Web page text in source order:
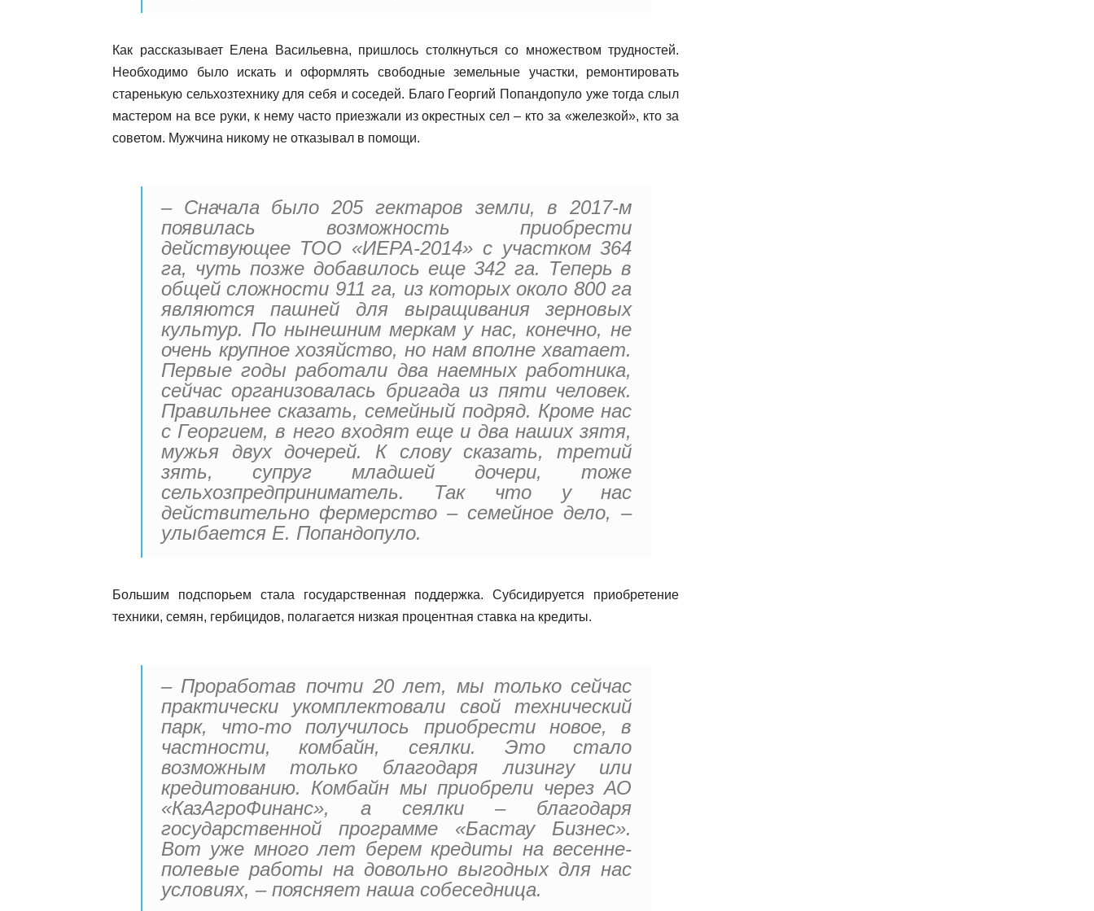
Как рассказывает Елена Васильевна, пришлось столкнуться со множеством трудностей.
Необходимо было искать и оформлять свободные земельные участки, ремонтировать
старенькую сельхозтехнику для себя и соседей. Благо Георгий Попандопуло уже тогда слыл
мастером на все руки, к нему часто приезжали из окрестных сел – кто за «железкой», кто за
советом. Мужчина никому не отказывал в помощи.
– Сначала было 205 гектаров земли, в 2017-м
появилась возможность приобрести
действующее ТОО «ИЕРА-2014» с участком 364
га, чуть позже добавилось еще 342 га. Теперь в
общей сложности 911 га, из которых около 800 га
являются пашней для выращивания зерновых
культур. По нынешним меркам у нас, конечно, не
очень крупное хозяйство, но нам вполне хватает.
Первые годы работали два наемных работника,
сейчас организовалась бригада из пяти человек.
Правильнее сказать, семейный подряд. Кроме нас
с Георгием, в него входят еще и два наших зятя,
мужья двух дочерей. К слову сказать, третий
зять, супруг младшей дочери, тоже
сельхозпредприниматель. Так что у нас
действительно фермерство – семейное дело, –
улыбается Е. Попандопуло.
Большим подспорьем стала государственная поддержка. Субсидируется приобретение
техники, семян, гербицидов, полагается низкая процентная ставка на кредиты.
– Проработав почти 20 лет, мы только сейчас
практически укомплектовали свой технический
парк, что-то получилось приобрести новое, в
частности, комбайн, сеялки. Это стало
возможным только благодаря лизингу или
кредитованию. Комбайн мы приобрели через АО
«КазАгроФинанс», а сеялки – благодаря
государственной программе «Бастау Бизнес».
Вот уже много лет берем кредиты на весенне-
полевые работы на довольно выгодных для нас
условиях, – поясняет наша собеседница.